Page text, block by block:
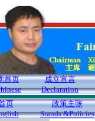
首页
成立宣言
Declaration
页
政策主张
Stands &Policies